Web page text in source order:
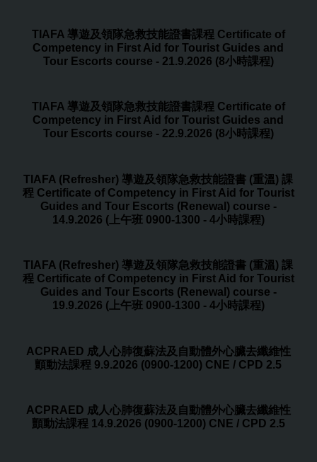
TIAFA 導遊及領隊急救技能證書課程 Certificate of
Competency in First Aid for Tourist Guides and
Tour Escorts course - 21.9.2026 (8小時課程)
TIAFA 導遊及領隊急救技能證書課程 Certificate of
Competency in First Aid for Tourist Guides and
Tour Escorts course - 22.9.2026 (8小時課程)
TIAFA (Refresher) 導遊及領隊急救技能證書 (重溫) 課
程 Certificate of Competency in First Aid for Tourist
Guides and Tour Escorts (Renewal) course -
14.9.2026 (上午班 0900-1300 - 4小時課程)
TIAFA (Refresher) 導遊及領隊急救技能證書 (重溫) 課
程 Certificate of Competency in First Aid for Tourist
Guides and Tour Escorts (Renewal) course -
19.9.2026 (上午班 0900-1300 - 4小時課程)
ACPRAED 成人心肺復蘇法及自動體外心臟去纖維性
顫動法課程 9.9.2026 (0900-1200) CNE / CPD 2.5
ACPRAED 成人心肺復蘇法及自動體外心臟去纖維性
顫動法課程 14.9.2026 (0900-1200) CNE / CPD 2.5